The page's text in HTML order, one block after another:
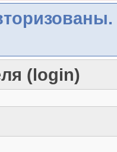
(login)